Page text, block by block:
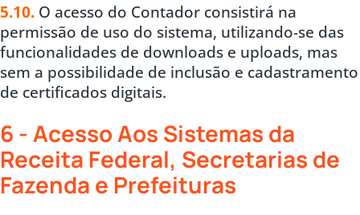
5.10. O acesso do Contador consistirá na
permissão de uso do sistema, utilizando-se das
funcionalidades de downloads e uploads, mas
sem a possibilidade de inclusão e cadastramento
de certificados digitais.
6 - Acesso Aos Sistemas da
Receita Federal, Secretarias de
Fazenda e Prefeituras